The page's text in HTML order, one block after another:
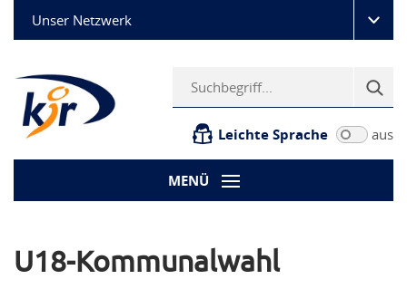
Unser Netzwerk
Leichte Sprache aus
MENÜ
U18-Kommunalwahl